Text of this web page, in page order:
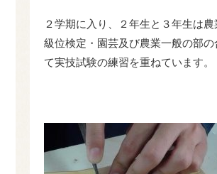
２学期に入り、２年生と３年生は農
級位検定・園芸及び農業一般の部の
て実技試験の練習を重ねています。